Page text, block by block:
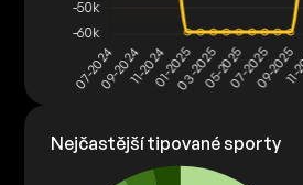
Nejčastější tipované sporty